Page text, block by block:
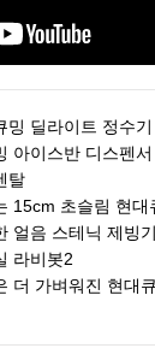
밍 딜라이트 정수기
아이스반 디스펜서
탈
초슬림 현대큐밍 더슬
얼음 스테닉 제빙기
라비봇2
가벼워진 현대큐밍